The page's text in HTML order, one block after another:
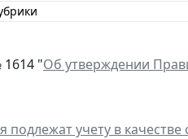
"Об утверждении
учету в качестве